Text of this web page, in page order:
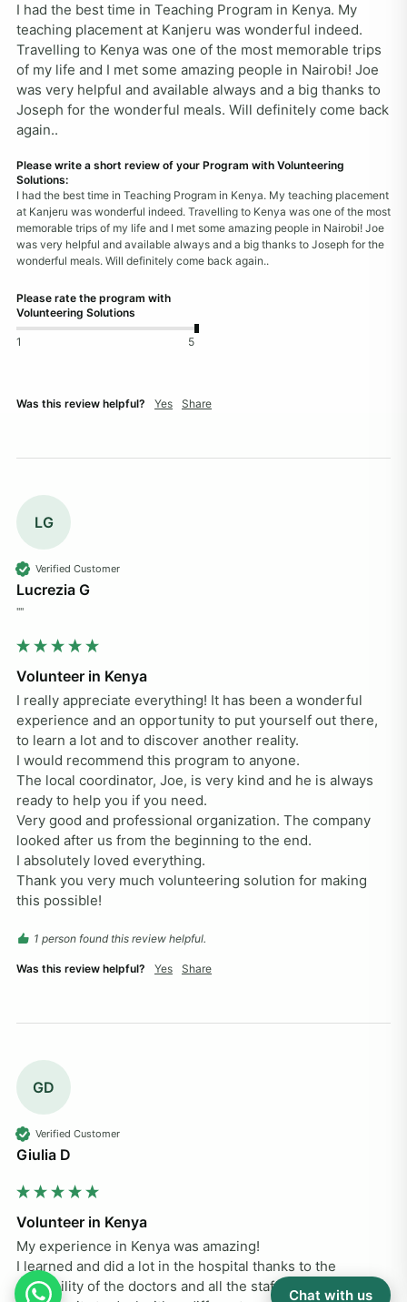
I had the best time in Teaching Program in Kenya. My
teaching placement at Kanjeru was wonderful indeed.
Travelling to Kenya was one of the most memorable trips
of my life and I met some amazing people in Nairobi! Joe
was very helpful and available always and a big thanks to
Joseph for the wonderful meals. Will definitely come back
again..
Please write a short review of your Program with Volunteering
Solutions:
I had the best time in Teaching Program in Kenya. My teaching placement
at Kanjeru was wonderful indeed. Travelling to Kenya was one of the most
memorable trips of my life and I met some amazing people in Nairobi! Joe
was very helpful and available always and a big thanks to Joseph for the
wonderful meals. Will definitely come back again..
Please rate the program with
Volunteering Solutions
1 5
Was this review helpful? Yes Share
LG
Verified Customer
Lucrezia G
""
Volunteer in Kenya
I really appreciate everything! It has been a wonderful
experience and an opportunity to put yourself out there,
to learn a lot and to discover another reality.
I would recommend this program to anyone.
The local coordinator, Joe, is very kind and he is always
ready to help you if you need.
Very good and professional organization. The company
looked after us from the beginning to the end.
I absolutely loved everything.
Thank you very much volunteering solution for making
this possible!
1 person found this review helpful.
Was this review helpful? Yes Share
GD
Verified Customer
Giulia D
Volunteer in Kenya
My experience in Kenya was amazing!
I learned and did a lot in the hospital thanks to the
availability of the doctors and all the staff. I had the
Chat with us